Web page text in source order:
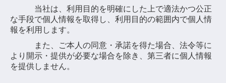
環境への取り組み
製品紹介
エンジン部品
当社は、利用目的を明確にした上で適法かつ公正
な手段で個人情報を取得し、利用目的の範囲内で個人情
報を利用します。
また、ご本人の同意・承諾を得た場合、法令等に
より開示・提供が必要な場合を除き、第三者に個人情報
を提供しません。